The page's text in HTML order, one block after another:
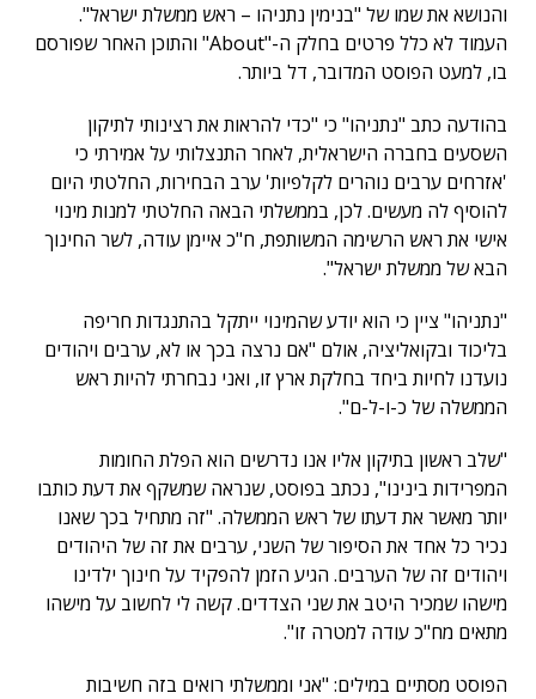
והנושא את שמו של "בנימין נתניהו – ראש ממשלת ישראל".
העמוד לא כלל פרטים בחלק ה-"About" והתוכן האחר שפורסם
בו, למעט הפוסט המדובר, דל ביותר.
בהודעה כתב "נתניהו" כי "כדי להראות את רצינותי לתיקון
השסעים בחברה הישראלית, לאחר התנצלותי על אמירתי כי
'אזרחים ערבים נוהרים לקלפיות' ערב הבחירות, החלטתי היום
להוסיף לה מעשים. לכן, בממשלתי הבאה החלטתי למנות מינוי
אישי את ראש הרשימה המשותפת, ח"כ איימן עודה, לשר החינוך
הבא של ממשלת ישראל".
"נתניהו" ציין כי הוא יודע שהמינוי ייתקל בהתנגדות חריפה
בליכוד ובקואליציה, אולם "אם נרצה בכך או לא, ערבים ויהודים
נועדנו לחיות ביחד בחלקת ארץ זו, ואני נבחרתי להיות ראש
הממשלה של כ-ו-ל-ם".
"שלב ראשון בתיקון אליו אנו נדרשים הוא הפלת החומות
המפרידות בינינו", נכתב בפוסט, שנראה שמשקף את דעת כותבו
יותר מאשר את דעתו של ראש הממשלה. "זה מתחיל בכך שאנו
נכיר כל אחד את הסיפור של השני, ערבים את זה של היהודים
ויהודים זה של הערבים. הגיע הזמן להפקיד על חינוך ילדינו
מישהו שמכיר היטב את שני הצדדים. קשה לי לחשוב על מישהו
מתאים מח"כ עודה למטרה זו".
הפוסט מסתיים במילים: "אני וממשלתי רואים בזה חשיבות